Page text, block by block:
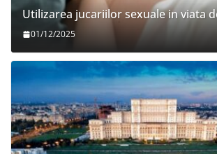
Utilizarea jucariilor sexuale in viata
01/12/2025